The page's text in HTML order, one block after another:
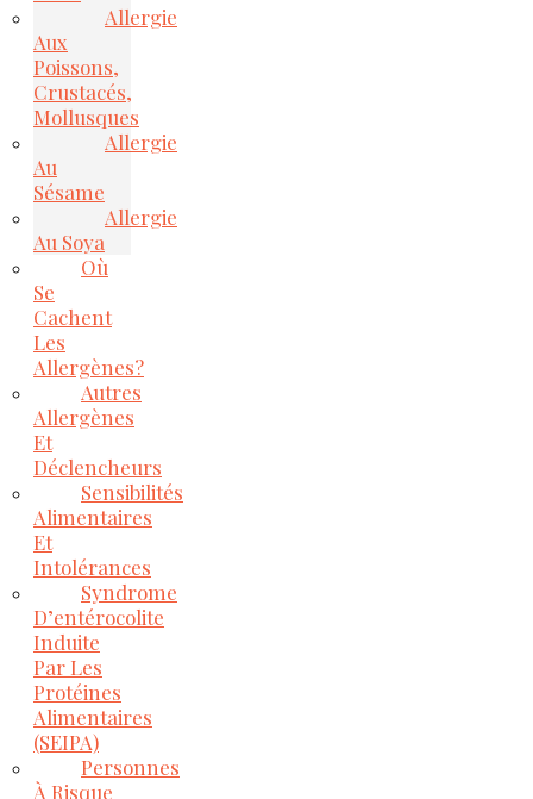
Allergie
Aux
Poissons,
Crustacés,
Mollusques
Allergie
Au
Sésame
Allergie
Au Soya
Où
Se
Cachent
Les
Allergènes?
Autres
Allergènes
Et
Déclencheurs
Sensibilités
Alimentaires
Et
Intolérances
Syndrome
D’entérocolite
Induite
Par Les
Protéines
Alimentaires
(SEIPA)
Personnes
À Risque